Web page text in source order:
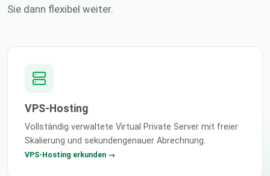
Sie dann flexibel weiter.
VPS-Hosting
Vollständig verwaltete Virtual Private Server mit freier
Skalierung und sekundengenauer Abrechnung.
VPS-Hosting erkunden →